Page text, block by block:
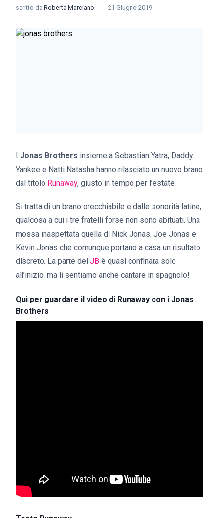
scritto da Roberta Marciano 21 Giugno 2019
I Jonas Brothers insieme a Sebastian Yatra, Daddy
Yankee e Natti Natasha hanno rilasciato un nuovo brano
dal titolo Runaway, giusto in tempo per l’estate.
Si tratta di un brano orecchiabile e dalle sonorità latine,
qualcosa a cui i tre fratelli forse non sono abituati. Una
mossa inaspettata quella di Nick Jonas, Joe Jonas e
Kevin Jonas che comunque portano a casa un risultato
discreto. La parte dei JB è quasi confinata solo
all’inizio, ma li sentiamo anche cantare in spagnolo!
Qui per guardare il video di Runaway con i Jonas
Brothers